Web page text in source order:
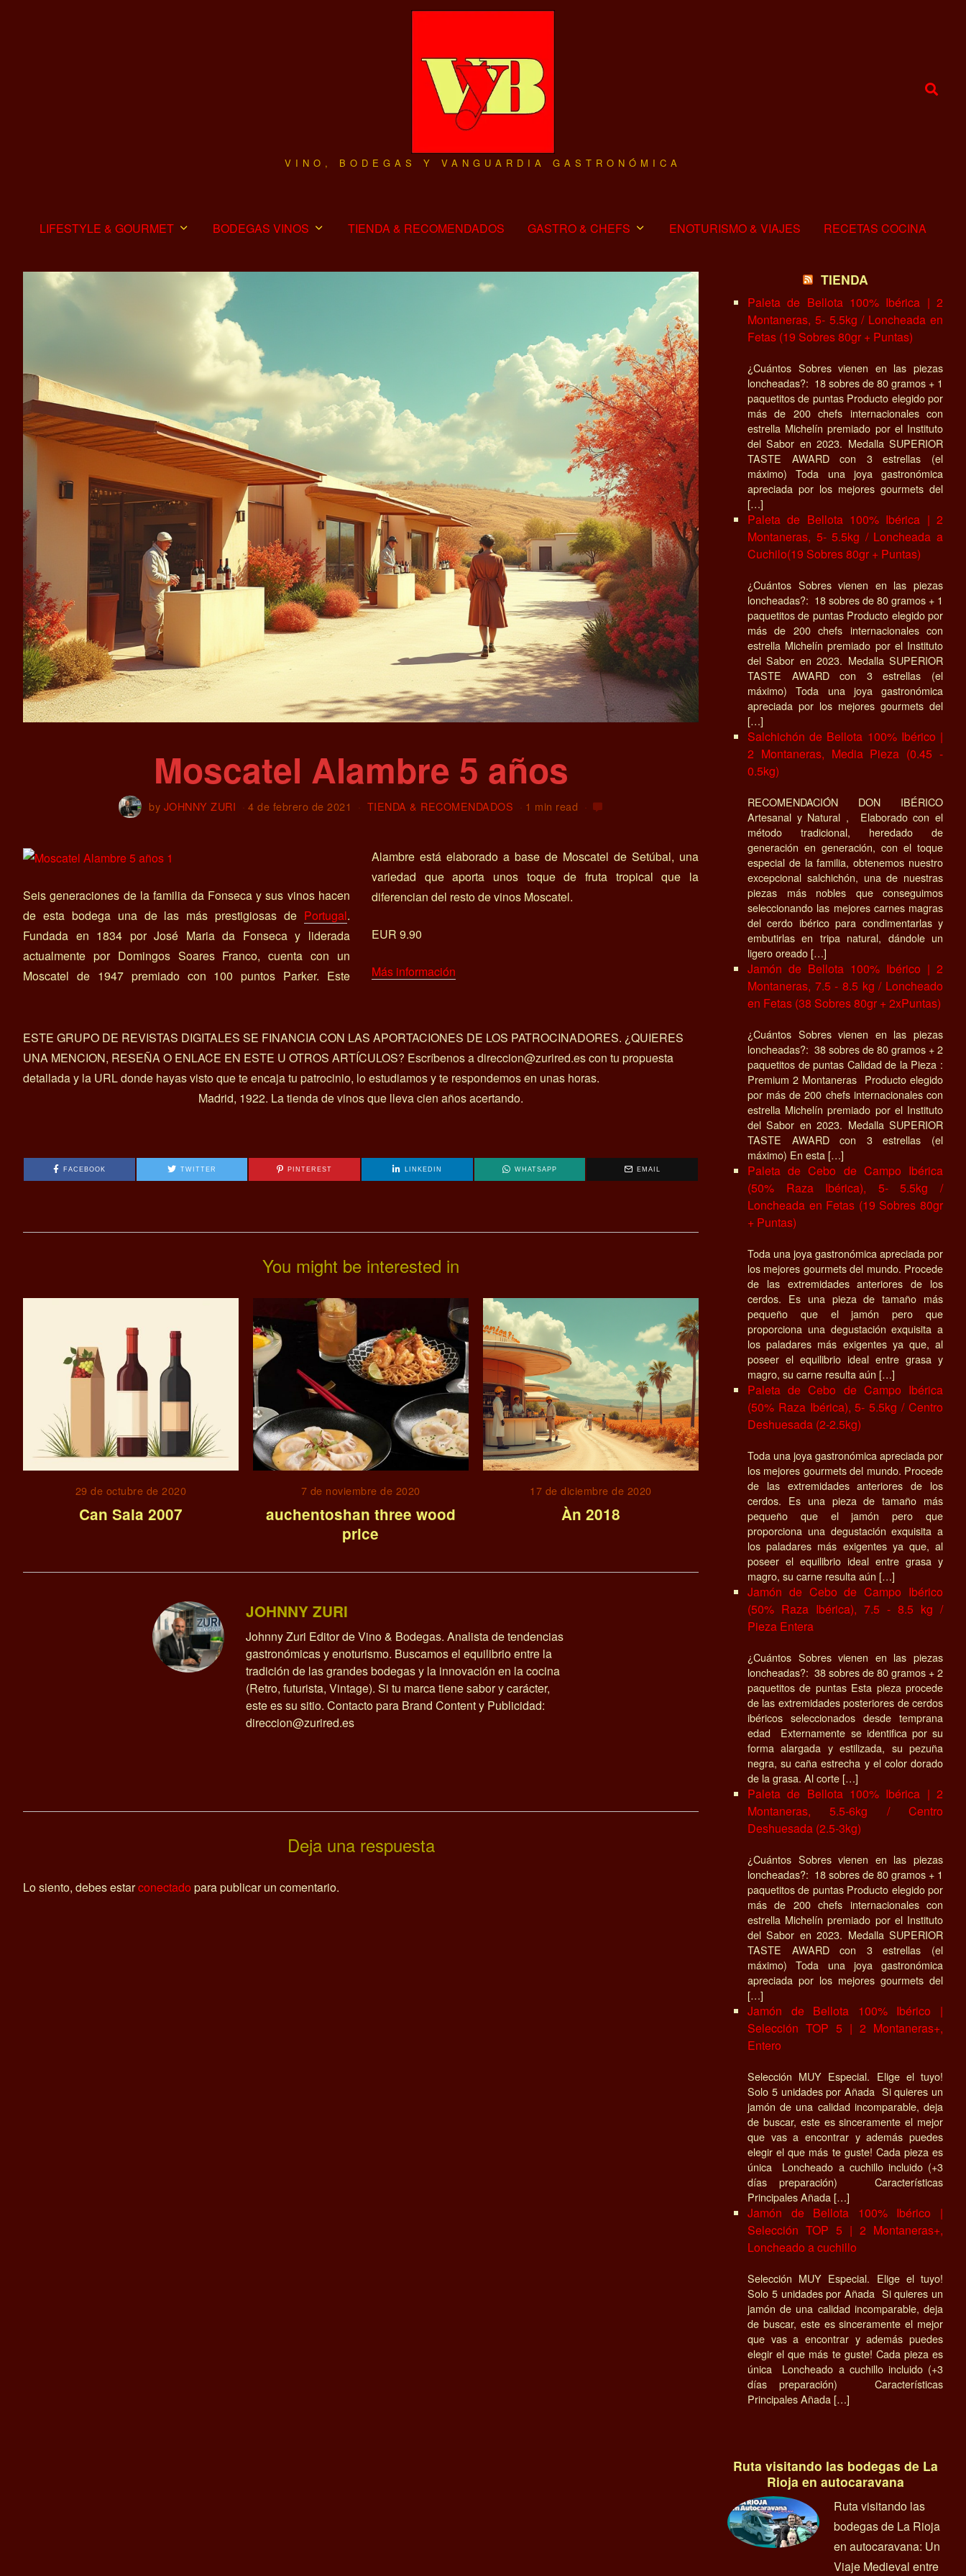
VINO, BODEGAS Y VANGUARDIA GASTRONÓMICA
LIFESTYLE & GOURMET BODEGAS VINOS TIENDA & RECOMENDADOS GASTRO & CHEFS ENOTURISMO & VIAJES RECETAS COCINA
Moscatel Alambre 5 años
by JOHNNY ZURI 4 de febrero de 2021 TIENDA & RECOMENDADOS 1 min read
Seis generaciones de la familia da Fonseca y sus vinos hacen
de esta bodega una de las más prestigiosas de Portugal.
Fundada en 1834 por José Maria da Fonseca y liderada
actualmente por Domingos Soares Franco, cuenta con un
Moscatel de 1947 premiado con 100 puntos Parker. Este
Alambre está elaborado a base de Moscatel de Setúbal, una
variedad que aporta unos toque de fruta tropical que la
diferencian del resto de vinos Moscatel.
EUR 9.90
Más información
ESTE GRUPO DE REVISTAS DIGITALES SE FINANCIA CON LAS APORTACIONES DE LOS PATROCINADORES. ¿QUIERES
UNA MENCION, RESEÑA O ENLACE EN ESTE U OTROS ARTÍCULOS? Escríbenos a direccion@zurired.es con tu propuesta
detallada y la URL donde hayas visto que te encaja tu patrocinio, lo estudiamos y te respondemos en unas horas.
Madrid, 1922. La tienda de vinos que lleva cien años acertando.
FACEBOOK TWITTER PINTEREST LINKEDIN WHATSAPP EMAIL
You might be interested in
29 de octubre de 2020
Can Sala 2007
7 de noviembre de 2020
auchentoshan three wood
price
17 de diciembre de 2020
Àn 2018
JOHNNY ZURI
Johnny Zuri Editor de Vino & Bodegas. Analista de tendencias
gastronómicas y enoturismo. Buscamos el equilibrio entre la
tradición de las grandes bodegas y la innovación en la cocina
(Retro, futurista, Vintage). Si tu marca tiene sabor y carácter,
este es su sitio. Contacto para Brand Content y Publicidad:
direccion@zurired.es
Deja una respuesta
Lo siento, debes estarconectado para publicar un comentario.
TIENDA
Paleta de Bellota 100% Ibérica | 2
Montaneras, 5- 5.5kg / Loncheada en
Fetas (19 Sobres 80gr + Puntas)
¿Cuántos Sobres vienen en las piezas
loncheadas?: 18 sobres de 80 gramos + 1
paquetitos de puntas Producto elegido por
más de 200 chefs internacionales con
estrella Michelín premiado por el Instituto
del Sabor en 2023. Medalla SUPERIOR
TASTE AWARD con 3 estrellas (el
máximo) Toda una joya gastronómica
apreciada por los mejores gourmets del
[…]
Paleta de Bellota 100% Ibérica | 2
Montaneras, 5- 5.5kg / Loncheada a
Cuchilo(19 Sobres 80gr + Puntas)
¿Cuántos Sobres vienen en las piezas
loncheadas?: 18 sobres de 80 gramos + 1
paquetitos de puntas Producto elegido por
más de 200 chefs internacionales con
estrella Michelín premiado por el Instituto
del Sabor en 2023. Medalla SUPERIOR
TASTE AWARD con 3 estrellas (el
máximo) Toda una joya gastronómica
apreciada por los mejores gourmets del
[…]
Salchichón de Bellota 100% Ibérico |
2 Montaneras, Media Pieza (0.45 -
0.5kg)
RECOMENDACIÓN DON IBÉRICO
Artesanal y Natural , Elaborado con el
método tradicional, heredado de
generación en generación, con el toque
especial de la familia, obtenemos nuestro
excepcional salchichón, una de nuestras
piezas más nobles que conseguimos
seleccionando las mejores carnes magras
del cerdo ibérico para condimentarlas y
embutirlas en tripa natural, dándole un
ligero oreado […]
Jamón de Bellota 100% Ibérico | 2
Montaneras, 7.5 - 8.5 kg / Loncheado
en Fetas (38 Sobres 80gr + 2xPuntas)
¿Cuántos Sobres vienen en las piezas
loncheadas?: 38 sobres de 80 gramos + 2
paquetitos de puntas Calidad de la Pieza :
Premium 2 Montaneras Producto elegido
por más de 200 chefs internacionales con
estrella Michelín premiado por el Instituto
del Sabor en 2023. Medalla SUPERIOR
TASTE AWARD con 3 estrellas (el
máximo) En esta […]
Paleta de Cebo de Campo Ibérica
(50% Raza Ibérica), 5- 5.5kg /
Loncheada en Fetas (19 Sobres 80gr
+ Puntas)
Toda una joya gastronómica apreciada por
los mejores gourmets del mundo. Procede
de las extremidades anteriores de los
cerdos. Es una pieza de tamaño más
pequeño que el jamón pero que
proporciona una degustación exquisita a
los paladares más exigentes ya que, al
poseer el equilibrio ideal entre grasa y
magro, su carne resulta aún […]
Paleta de Cebo de Campo Ibérica
(50% Raza Ibérica), 5- 5.5kg / Centro
Deshuesada (2-2.5kg)
Toda una joya gastronómica apreciada por
los mejores gourmets del mundo. Procede
de las extremidades anteriores de los
cerdos. Es una pieza de tamaño más
pequeño que el jamón pero que
proporciona una degustación exquisita a
los paladares más exigentes ya que, al
poseer el equilibrio ideal entre grasa y
magro, su carne resulta aún […]
Jamón de Cebo de Campo Ibérico
(50% Raza Ibérica), 7.5 - 8.5 kg /
Pieza Entera
¿Cuántos Sobres vienen en las piezas
loncheadas?: 38 sobres de 80 gramos + 2
paquetitos de puntas Esta pieza procede
de las extremidades posteriores de cerdos
ibéricos seleccionados desde temprana
edad Externamente se identifica por su
forma alargada y estilizada, su pezuña
negra, su caña estrecha y el color dorado
de la grasa. Al corte […]
Paleta de Bellota 100% Ibérica | 2
Montaneras, 5.5-6kg / Centro
Deshuesada (2.5-3kg)
¿Cuántos Sobres vienen en las piezas
loncheadas?: 18 sobres de 80 gramos + 1
paquetitos de puntas Producto elegido por
más de 200 chefs internacionales con
estrella Michelín premiado por el Instituto
del Sabor en 2023. Medalla SUPERIOR
TASTE AWARD con 3 estrellas (el
máximo) Toda una joya gastronómica
apreciada por los mejores gourmets del
[…]
Jamón de Bellota 100% Ibérico |
Selección TOP 5 | 2 Montaneras+,
Entero
Selección MUY Especial. Elige el tuyo!
Solo 5 unidades por Añada Si quieres un
jamón de una calidad incomparable, deja
de buscar, este es sinceramente el mejor
que vas a encontrar y además puedes
elegir el que más te guste! Cada pieza es
única Loncheado a cuchillo incluido (+3
días preparación) Características
Principales Añada […]
Jamón de Bellota 100% Ibérico |
Selección TOP 5 | 2 Montaneras+,
Loncheado a cuchillo
Selección MUY Especial. Elige el tuyo!
Solo 5 unidades por Añada Si quieres un
jamón de una calidad incomparable, deja
de buscar, este es sinceramente el mejor
que vas a encontrar y además puedes
elegir el que más te guste! Cada pieza es
única Loncheado a cuchillo incluido (+3
días preparación) Características
Principales Añada […]
Ruta visitando las bodegas de La
Rioja en autocaravana
Ruta visitando las
bodegas de La Rioja
en autocaravana: Un
Viaje Medieval entre